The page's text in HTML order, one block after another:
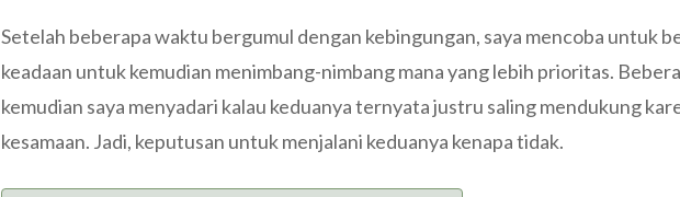
Setelah beberapa waktu bergumul dengan kebingungan, saya mencoba untuk
keadaan untuk kemudian menimbang-nimbang mana yang lebih prioritas.
kemudian saya menyadari kalau keduanya ternyata justru saling mendukung
kesamaan. Jadi, keputusan untuk menjalani keduanya kenapa tidak.